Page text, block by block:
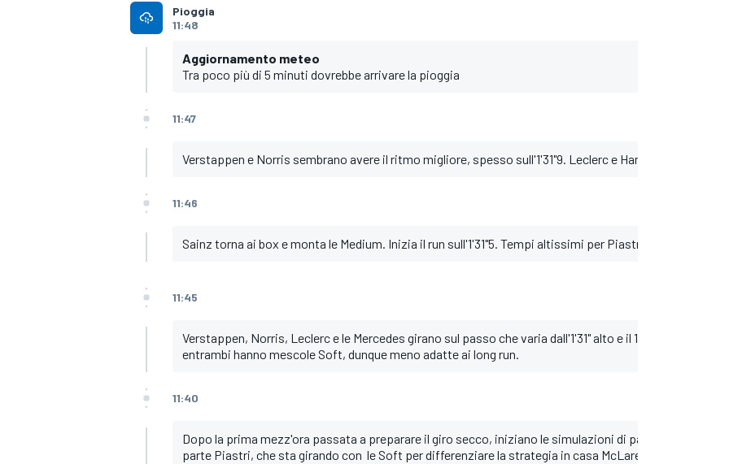
RALLY
Pioggia
11:48
Aggiornamento meteo
Tra poco più di 5 minuti dovrebbe arrivare la pioggia
11:47
Verstappen e Norris sembrano avere il ritmo migliore, spesso sull'1'31"9. Leclerc e Hamilton seguono
11:46
Sainz torna ai box e monta le Medium. Inizia il run sull'1'31"5. Tempi altissimi per Piastri con gomme
11:45
Verstappen, Norris, Leclerc e le Mercedes girano sul passo che varia dall'1'31" alto e il 1'32" basso.
entrambi hanno mescole Soft, dunque meno adatte ai long run.
11:40
Dopo la prima mezz'ora passata a preparare il giro secco, iniziano le simulazioni di passo gara. Tanti
parte Piastri, che sta girando con le Soft per differenziare la strategia in casa McLaren.